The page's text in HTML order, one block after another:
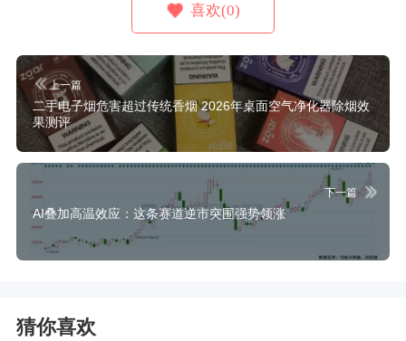
喜欢(0)
上一篇
二手电子烟危害超过传统香烟 2026年桌面空气净化器除烟效
果测评
下一篇
AI叠加高温效应：这条赛道逆市突围强势领涨
猜你喜欢